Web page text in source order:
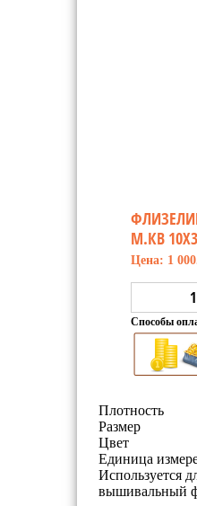
М.КВ
Цена: 1
Способы
Плотность
Размер
Цвет
Единица
Используется
вышивальный